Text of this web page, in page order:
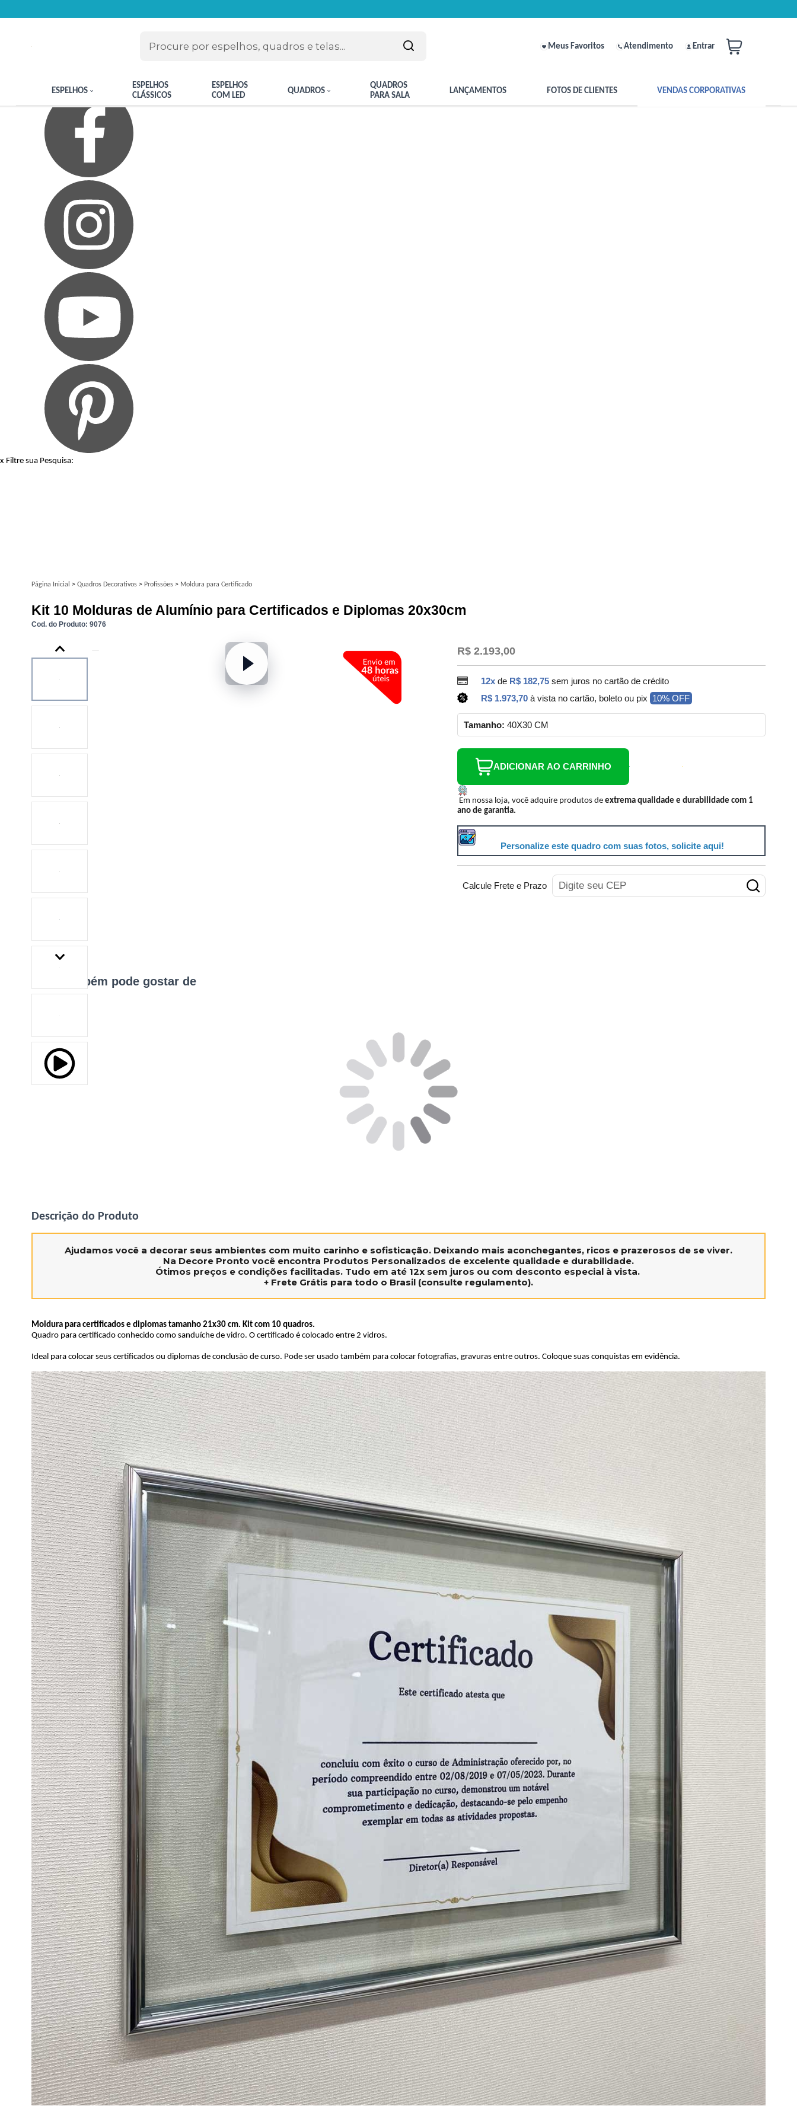
x Filtre sua Pesquisa:
Meus Favoritos Atendimento Entrar
ESPELHOS
ESPELHOS
CLÁSSICOS
ESPELHOS
COM LED
QUADROS
QUADROS
PARA SALA
LANÇAMENTOS FOTOS DE CLIENTES VENDAS CORPORATIVAS
Página Inicial > Quadros Decorativos > Profissões > Moldura para Certificado
Kit 10 Molduras de Alumínio para Certificados e Diplomas 20x30cm
Cod. do Produto: 9076
R$ 2.193,00
12x de R$ 182,75 sem juros no cartão de crédito
R$ 1.973,70à vista no cartão, boleto ou pix 10% OFF
Tamanho:40X30 CM
ADICIONAR AO CARRINHO
Em nossa loja, você adquire produtos deextrema qualidade e durabilidade com 1
ano de garantia.
Personalize este quadro com suas fotos, solicite aqui!
Calcule Frete e Prazo
Você também pode gostar de
Descrição do Produto
Ajudamos você a decorar seus ambientes com muito carinho e sofisticação. Deixando mais aconchegantes, ricos e prazerosos de se viver.
Na Decore Pronto você encontra Produtos Personalizados de excelente qualidade e durabilidade.
Ótimos preços e condições facilitadas. Tudo em até 12x sem juros ou com desconto especial à vista.
+ Frete Grátis para todo o Brasil (consulte regulamento).
Moldura para certificados e diplomas tamanho 21x30 cm. Kit com 10 quadros.
Quadro para certificado conhecido como sanduíche de vidro. O certificado é colocado entre 2 vidros.
Ideal para colocar seus certificados ou diplomas de conclusão de curso. Pode ser usado também para colocar fotografias, gravuras entre outros. Coloque suas conquistas em evidência.